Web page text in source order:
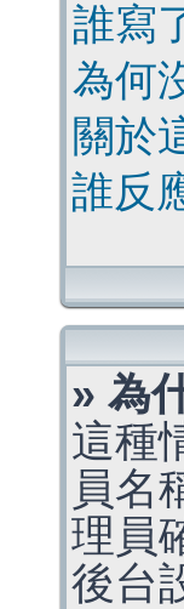
誰寫
為何
關於
誰反
» 為
這種
員名
理員
後台